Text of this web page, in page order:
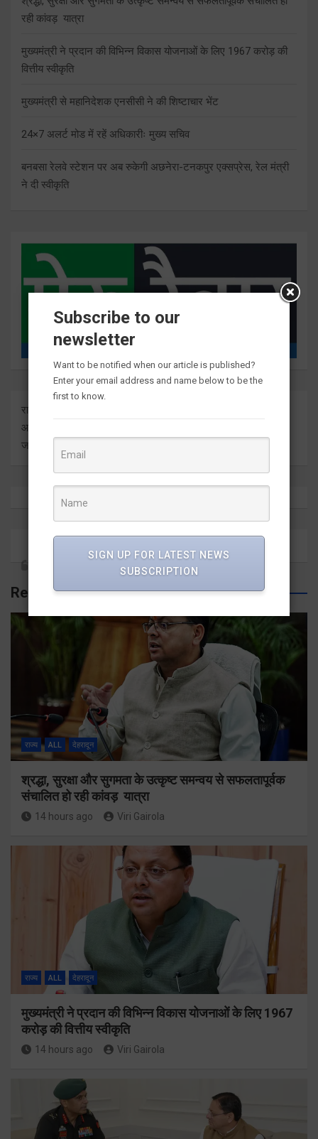
रही कांवड़ यात्रा
मुख्यमंत्री ने प्रदान की विभिन्न विकास योजनाओं के लिए 1967 करोड़ की
वित्तीय स्वीकृति
मुख्यमंत्री से महानिदेशक एनसीसी ने की शिष्टाचार भेंट
24×7 अलर्ट मोड में रहें अधिकारीः मुख्य सचिव
बनबसा रेलवे स्टेशन पर अब रुकेगी अछनेरा-टनकपुर एक्सप्रेस, रेल मंत्री
ने दी स्वीकृति
राष्ट्र दुनिया के बारे में प्रत्येक बड़ी ताजा अंतर्दृष्टि को ताज़ा करता है। हम
आपको इसे सीधे मीडिया आउटलेट्स से ज्ञात कराते हुए सबसे हालिया
जानकारी देते हैं।
Related Posts
राज्य ALL देहरादून
श्रद्धा, सुरक्षा और सुगमता के उत्कृष्ट समन्वय से सफलतापूर्वक
संचालित हो रही कांवड़ यात्रा
14 hours ago Viri Gairola
राज्य ALL देहरादून
मुख्यमंत्री ने प्रदान की विभिन्न विकास योजनाओं के लिए 1967
करोड़ की वित्तीय स्वीकृति
14 hours ago Viri Gairola
Subscribe to our
newsletter
Want to be notified when our article is published?
Enter your email address and name below to be the
first to know.
SIGN UP FOR LATEST NEWS
SUBSCRIPTION